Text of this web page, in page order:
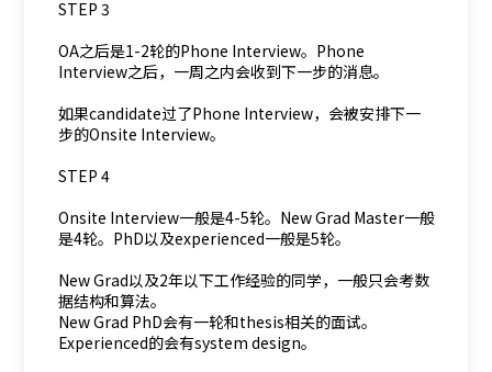
STEP 3
OA之后是1-2轮的Phone Interview。Phone
Interview之后，一周之内会收到下一步的消息。
如果candidate过了Phone Interview，会被安排下一
步的Onsite Interview。
STEP 4
Onsite Interview一般是4-5轮。New Grad Master一般
是4轮。PhD以及experienced一般是5轮。
New Grad以及2年以下工作经验的同学，一般只会考数
据结构和算法。
New Grad PhD会有一轮和thesis相关的面试。
Experienced的会有system design。